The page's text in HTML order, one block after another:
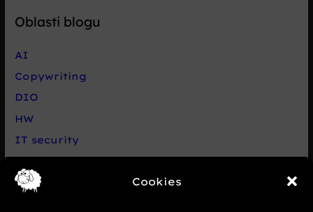
Cookies
Oblasti blogu
AI
Copywriting
DIO
HW
IT security
Net